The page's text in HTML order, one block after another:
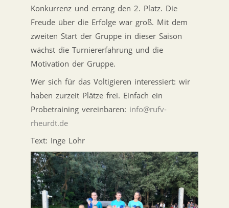
Konkurrenz und errang den 2. Platz. Die
Freude über die Erfolge war groß. Mit dem
zweiten Start der Gruppe in dieser Saison
wächst die Turniererfahrung und die
Motivation der Gruppe.
Wer sich für das Voltigieren interessiert: wir
haben zurzeit Plätze frei. Einfach ein
Probetraining vereinbaren: info@rufv-
rheurdt.de
Text: Inge Lohr